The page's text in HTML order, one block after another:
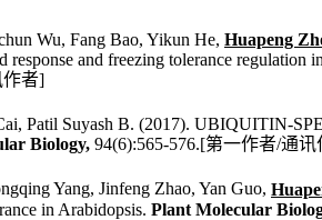
Wu, Fang Bao, Yikun He, Huapeng
response and freezing tolerance regulation in
者]
Patil Suyash B. (2017). UBIQUITIN-
Biology, 94(6):565-576.[第一作者/通讯
Yang, Jinfeng Zhao, Yan Guo,
in Arabidopsis. Plant Molecular